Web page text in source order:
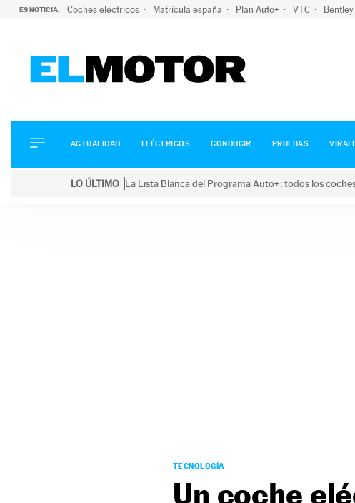
ES NOTICIA: Coches eléctricos Matrícula españa Plan Auto+ VTC Bentley
ELÉCTRICOS
CONDUCIR
ACTUALIDAD ELÉCTRICOS CONDUCIR PRUEBAS
LO ÚLTIMO La Lista Blanca del Programa Auto+: todos los
TECNOLOGÍA
Un coche